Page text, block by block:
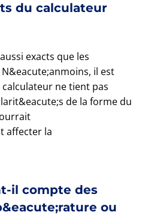
du calculateur
exacts que les
il est
ne tient pas
de la forme du
affecter la
il compte des
ou